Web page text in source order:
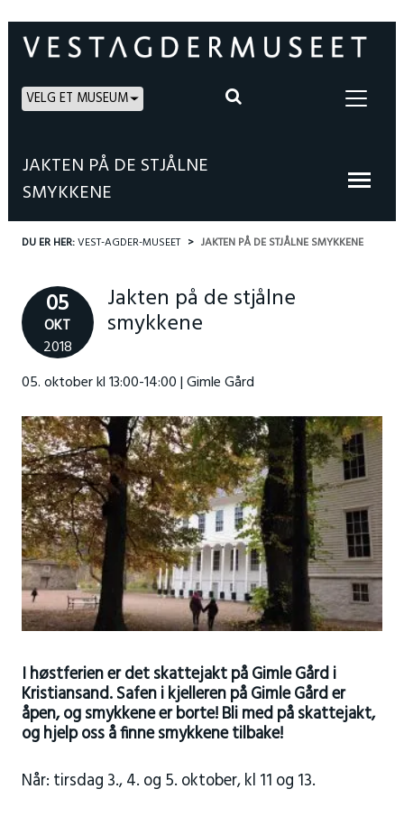
VELG ET MUSEUM
JAKTEN PÅ DE STJÅLNE
SMYKKENE
DU ER HER:VEST-AGDER-MUSEET JAKTEN PÅ DE STJÅLNE SMYKKENE
05
OKT
2018
Jakten på de stjålne
smykkene
05. oktober kl 13:00-14:00 | Gimle Gård
I høstferien er det skattejakt på Gimle Gård i
Kristiansand. Safen i kjelleren på Gimle Gård er
åpen, og smykkene er borte! Bli med på skattejakt,
og hjelp oss å finne smykkene tilbake!
Når: tirsdag 3., 4. og 5. oktober, kl 11 og 13.